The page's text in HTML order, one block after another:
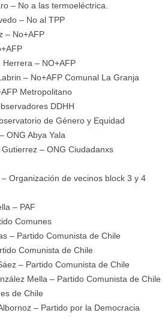
– No a las termoeléctrica.
– No al TPP
– No+AFP
Herrera – NO+AFP
– No+AFP Comunal La Granja
Metropolitano
DDHH
de Género y Equidad
ONG Abya Yala
– ONG Ciudadanxs
Organización de vecinos block 3 y 4
– PAF
Comunes
– Partido Comunista de Chile
Comunista de Chile
– Partido Comunista de Chile
Mella – Partido Comunista de Chile
de Chile
– Partido por la Democracia